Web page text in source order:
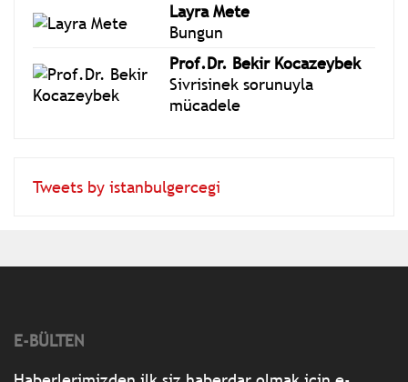
Layra Mete
Bungun
Prof.Dr. Bekir Kocazeybek
Sivrisinek sorunuyla
mücadele
Tweets by istanbulgercegi
E-BÜLTEN